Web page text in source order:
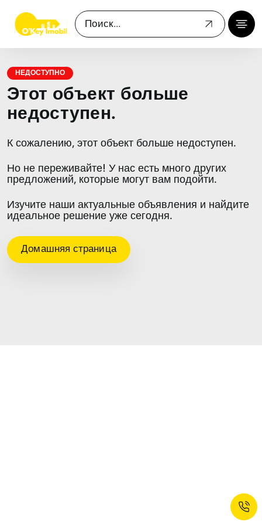
НЕДОСТУПНО
Этот объект больше
недоступен.
К сожалению, этот объект больше недоступен.
Но не переживайте! У нас есть много других
предложений, которые могут вам подойти.
Изучите наши актуальные объявления и найдите
идеальное решение уже сегодня.
Домашняя страница